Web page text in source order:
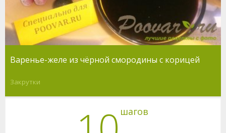
Варенье-желе из чёрной смородины с корицей
Закрутки
шагов